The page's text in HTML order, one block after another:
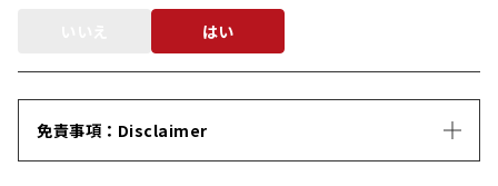
はい
免責事項：Disclaimer